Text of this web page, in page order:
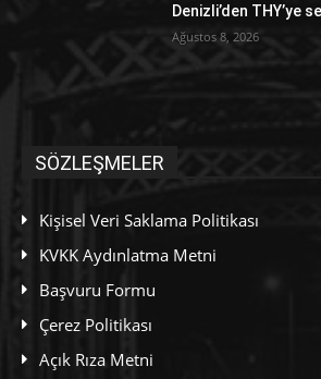
Denizli’den THY’ye
Ağustos 8, 2026
SÖZLEŞMELER
Kişisel Veri Saklama Politikası
KVKK Aydınlatma Metni
Başvuru Formu
Çerez Politikası
Açık Rıza Metni